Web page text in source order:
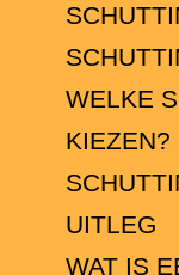
WELKE
KIEZEN?
UITLEG
WAT IS